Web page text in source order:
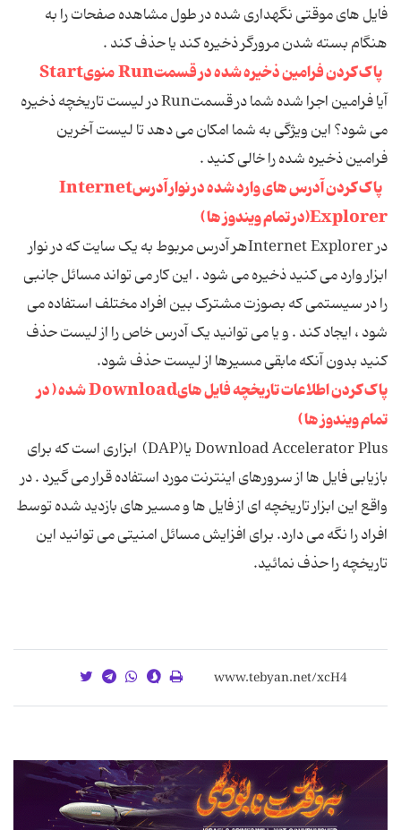
فایل های موقتی نگهداری شده در طول مشاهده صفحات را به
هنگام بسته شدن مرورگر ذخیره کند یا حذف کند .
پاک کردن فرامین ذخیره شده در قسمتRun منویStart
آیا فرامین اجرا شده شما در قسمتRun در لیست تاریخچه ذخیره
می شود؟ این ویژگی به شما امکان می دهد تا لیست آخرین
فرامین ذخیره شده را خالی کنید .
پاک کردن آدرس های وارد شده در نوار آدرسInternet
Explorer(در تمام ویندوز ها )
در Internet Explorerهر آدرس مربوط به یک سایت که در نوار
ابزار وارد می کنید ذخیره می شود . این کار می تواند مسائل جانبی
را در سیستمی که بصوزت مشترک بین افراد مختلف استفاده می
شود ، ایجاد کند . و یا می توانید یک آدرس خاص را از لیست حذف
کنید بدون آنکه مابقی مسیرها از لیست حذف شود.
پاک کردن اطلاعات تاریخچه فایل هایDownload شده ( در
تمام ویندوز ها )
Download Accelerator Plus یا(DAP) ابزاری است که برای
بازیابی فایل ها از سرورهای اینترنت مورد استفاده قرار می گیرد . در
واقع این ابزار تاریخچه ای از فایل ها و مسیر های بازدید شده توسط
افراد را نگه می دارد. برای افزایش مسائل امنیتی می توانید این
تاریخچه را حذف نمائید.